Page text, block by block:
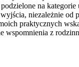
na kategorie
niezależnie od
praktycznych
wspomnienia z